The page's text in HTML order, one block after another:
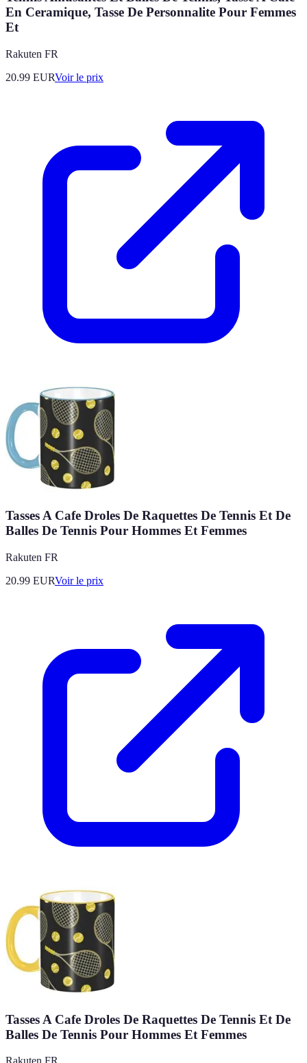
En Ceramique, Tasse De Personnalite Pour Femmes
Et
Rakuten FR
20.99 EURVoir le prix
Tasses A Cafe Droles De Raquettes De Tennis Et De
Balles De Tennis Pour Hommes Et Femmes
Rakuten FR
20.99 EURVoir le prix
Tasses A Cafe Droles De Raquettes De Tennis Et De
Balles De Tennis Pour Hommes Et Femmes